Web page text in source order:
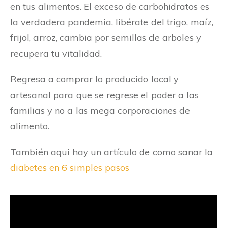
en tus alimentos. El exceso de carbohidratos es
la verdadera pandemia, libérate del trigo, maíz,
frijol, arroz, cambia por semillas de arboles y
recupera tu vitalidad.
Regresa a comprar lo producido local y
artesanal para que se regrese el poder a las
familias y no a las mega corporaciones de
alimento.
También aqui hay un artículo de como sanar la
diabetes en 6 simples pasos